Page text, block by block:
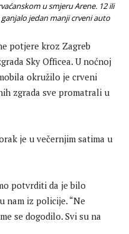
u smjeru Arene. 12 ili
jedan manji crveni auto
potjere kroz Zagreb
Sky Officea. U noćnoj
okružilo je crveni
zgrada sve promatrali u
je u večernjim satima u
potvrditi da je bilo
nam iz policije. “Ne
se dogodilo. Svi su na